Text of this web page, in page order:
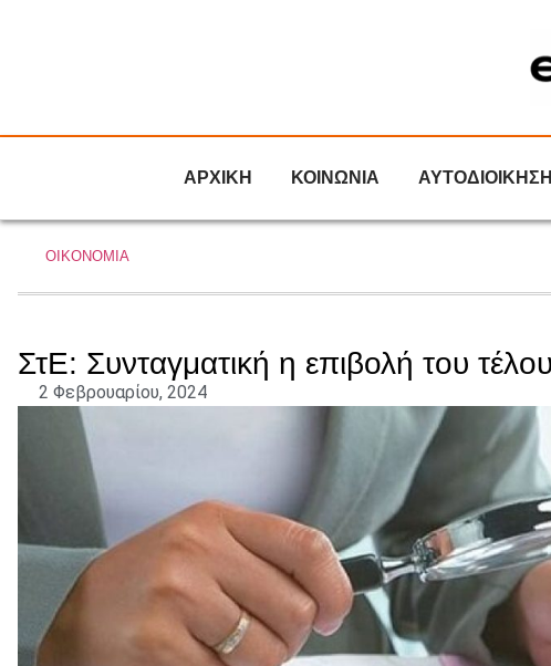
ΑΡΧΙΚΗ ΚΟΙΝΩΝΙΑ ΑΥΤΟΔΙΟΙΚΗΣΗ
ΟΙΚΟΝΟΜΙΑ
ΣτΕ: Συνταγματική η επιβολή του
2 Φεβρουαρίου, 2024